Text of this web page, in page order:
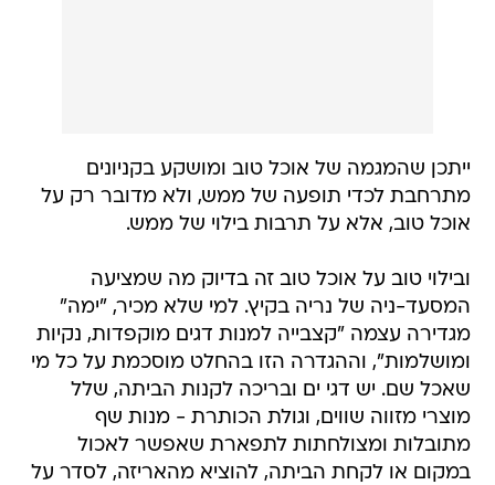
ייתכן שהמגמה של אוכל טוב ומושקע בקניונים
מתרחבת לכדי תופעה של ממש, ולא מדובר רק על
אוכל טוב, אלא על תרבות בילוי של ממש.
ובילוי טוב על אוכל טוב זה בדיוק מה שמציעה
המסעד-ניה של נריה בקיץ. למי שלא מכיר, "ימה"
מגדירה עצמה "קצבייה למנות דגים מוקפדות, נקיות
ומושלמות", וההגדרה הזו בהחלט מוסכמת על כל מי
שאכל שם. יש דגי ים ובריכה לקנות הביתה, שלל
מוצרי מזווה שווים, וגולת הכותרת - מנות שף
מתובלות ומצולחתות לתפארת שאפשר לאכול
במקום או לקחת הביתה, להוציא מהאריזה, לסדר על